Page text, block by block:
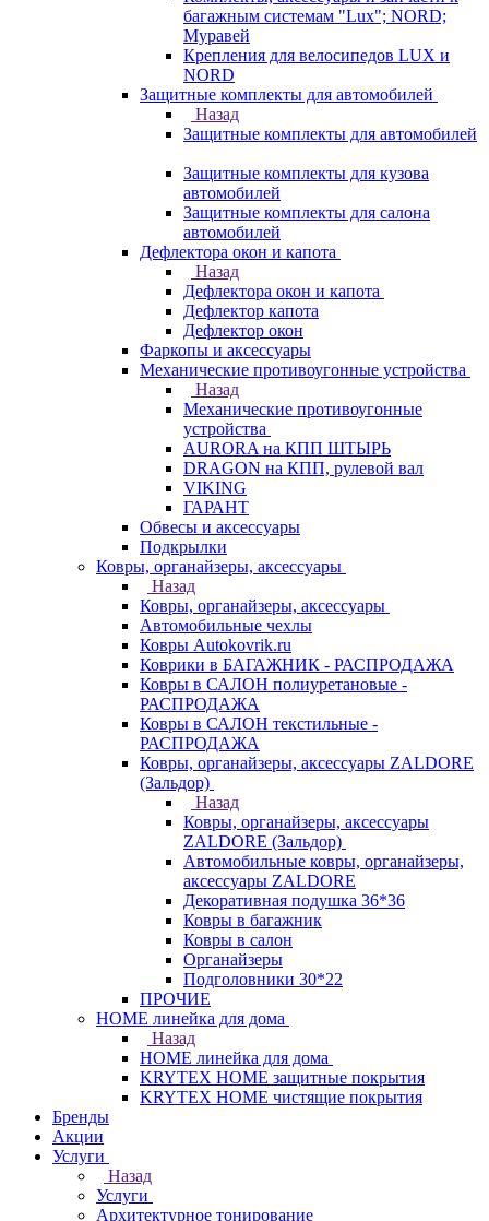
багажным системам "Lux"; NORD;
Муравей
Крепления для велосипедов LUX и
NORD
Защитные комплекты для автомобилей
Назад
Защитные комплекты для автомобилей
Защитные комплекты для кузова
автомобилей
Защитные комплекты для салона
автомобилей
Дефлектора окон и капота
Назад
Дефлектора окон и капота
Дефлектор капота
Дефлектор окон
Фаркопы и аксессуары
Механические противоугонные устройства
Назад
Механические противоугонные
устройства
AURORA на КПП ШТЫРЬ
DRAGON на КПП, рулевой вал
VIKING
ГАРАНТ
Обвесы и аксессуары
Подкрылки
Ковры, органайзеры, аксессуары
Назад
Ковры, органайзеры, аксессуары
Автомобильные чехлы
Ковры Autokovrik.ru
Коврики в БАГАЖНИК - РАСПРОДАЖА
Ковры в САЛОН полиуретановые -
РАСПРОДАЖА
Ковры в САЛОН текстильные -
РАСПРОДАЖА
Ковры, органайзеры, аксессуары ZALDORE
(Зальдор)
Назад
Ковры, органайзеры, аксессуары
ZALDORE (Зальдор)
Автомобильные ковры, органайзеры,
аксессуары ZALDORE
Декоративная подушка 36*36
Ковры в багажник
Ковры в салон
Органайзеры
Подголовники 30*22
ПРОЧИЕ
HOME линейка для дома
Назад
HOME линейка для дома
KRYTEX HOME защитные покрытия
KRYTEX HOME чистящие покрытия
Бренды
Акции
Услуги
Назад
Услуги
Архитектурное тонирование